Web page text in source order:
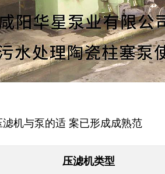
机与泵的适 案已形成成熟范
压滤机类型